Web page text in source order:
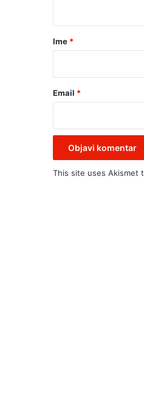
r
Ime *
Email *
This site uses Akismet